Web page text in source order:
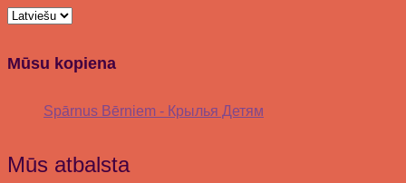
Mūsu kopiena
Spārnus Bērniem - Крылья Детям
Mūs atbalsta